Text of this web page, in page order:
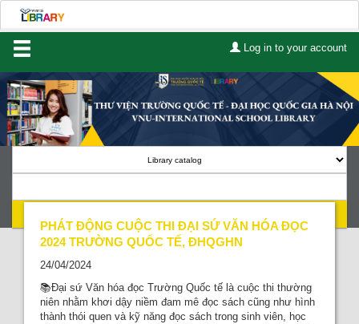
Log in to your account
Home
About Us
Lists
Advanced search
Course reserves
PHÁT ĐỘNG CUỘC THI ĐẠI SỨ VĂN HÓA ĐỌC
2024 TRƯỜNG QUỐC TẾ, ĐHQGHN
24/04/2024
📚Đại sứ Văn hóa đọc Trường Quốc tế là cuộc thi thường
niên nhằm khơi dậy niềm đam mê đọc sách cũng như hình
thành thói quen và kỹ năng đọc sách trong sinh viên, học